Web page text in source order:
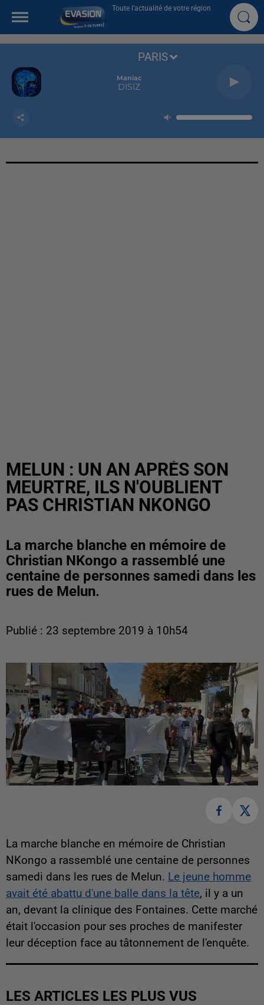
Toute l'actualité de votre région
Maniac
DISIZ
PARIS
MELUN : UN AN APRÈS SON
MEURTRE, ILS N'OUBLIENT
PAS CHRISTIAN NKONGO
La marche blanche en mémoire de
Christian NKongo a rassemblé une
centaine de personnes samedi dans les
rues de Melun.
Publié : 23 septembre 2019 à 10h54
La marche blanche en mémoire de Christian
NKongo a rassemblé une centaine de personnes
samedi dans les rues de Melun. Le jeune homme
avait été abattu d'une balle dans la tête, il y a un
an, devant la clinique des Fontaines. Cette marché
était l'occasion pour ses proches de manifester
leur déception face au tâtonnement de l'enquête.
LES ARTICLES LES PLUS VUS